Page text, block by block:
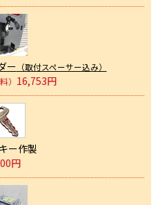
ー （取付スペーサー込み）
） 16,753円
ー作製
円